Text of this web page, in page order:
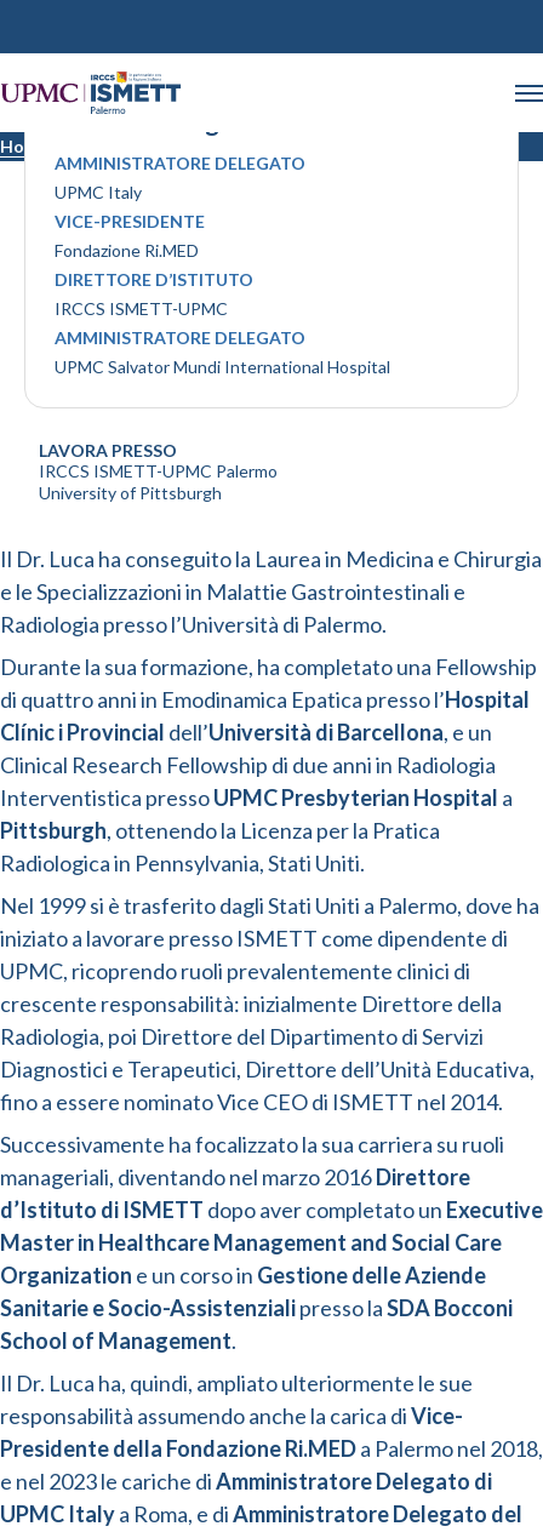
Home
Dott. Luca Angelo
AMMINISTRATORE DELEGATO
UPMC Italy
VICE-PRESIDENTE
Fondazione Ri.MED
DIRETTORE D’ISTITUTO
IRCCS ISMETT-UPMC
AMMINISTRATORE DELEGATO
UPMC Salvator Mundi International Hospital
LAVORA PRESSO
IRCCS ISMETT-UPMC Palermo
University of Pittsburgh
Il Dr. Luca ha conseguito la Laurea in Medicina e Chirurgia
e le Specializzazioni in Malattie Gastrointestinali e
Radiologia presso l’Università di Palermo.
Durante la sua formazione, ha completato una Fellowship
di quattro anni in Emodinamica Epatica presso l’Hospital
Clínic i Provincial dell’Università di Barcellona, e un
Clinical Research Fellowship di due anni in Radiologia
Interventistica pressoUPMC Presbyterian Hospital a
Pittsburgh, ottenendo la Licenza per la Pratica
Radiologica in Pennsylvania, Stati Uniti.
Nel 1999 si è trasferito dagli Stati Uniti a Palermo, dove ha
iniziato a lavorare presso ISMETT come dipendente di
UPMC, ricoprendo ruoli prevalentemente clinici di
crescente responsabilità: inizialmente Direttore della
Radiologia, poi Direttore del Dipartimento di Servizi
Diagnostici e Terapeutici, Direttore dell’Unità Educativa,
fino a essere nominato Vice CEO di ISMETT nel 2014.
Successivamente ha focalizzato la sua carriera su ruoli
manageriali, diventando nel marzo 2016Direttore
d’Istituto di ISMETT dopo aver completato un Executive
Master in Healthcare Management and Social Care
Organization e un corso in Gestione delle Aziende
Sanitarie e Socio-Assistenzialipresso laSDA Bocconi
School of Management.
Il Dr. Luca ha, quindi, ampliato ulteriormente le sue
responsabilità assumendo anche la carica diVice-
Presidente della Fondazione Ri.MEDa Palermo nel 2018,
e nel 2023 le cariche diAmministratore Delegato di
UPMC Italya Roma, e diAmministratore Delegato del